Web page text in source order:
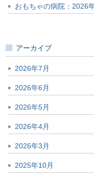
おもちゃの病院：2026
アーカイブ
2026年7月
2026年6月
2026年5月
2026年4月
2026年3月
2025年10月